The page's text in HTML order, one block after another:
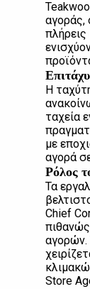
αγοράς,
Η
ταχεία
με
αγορά
Ρόλος
Τα
Chief
αγορών.
Store